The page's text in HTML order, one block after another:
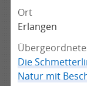
Ort
Erlangen
Die
Natur mit